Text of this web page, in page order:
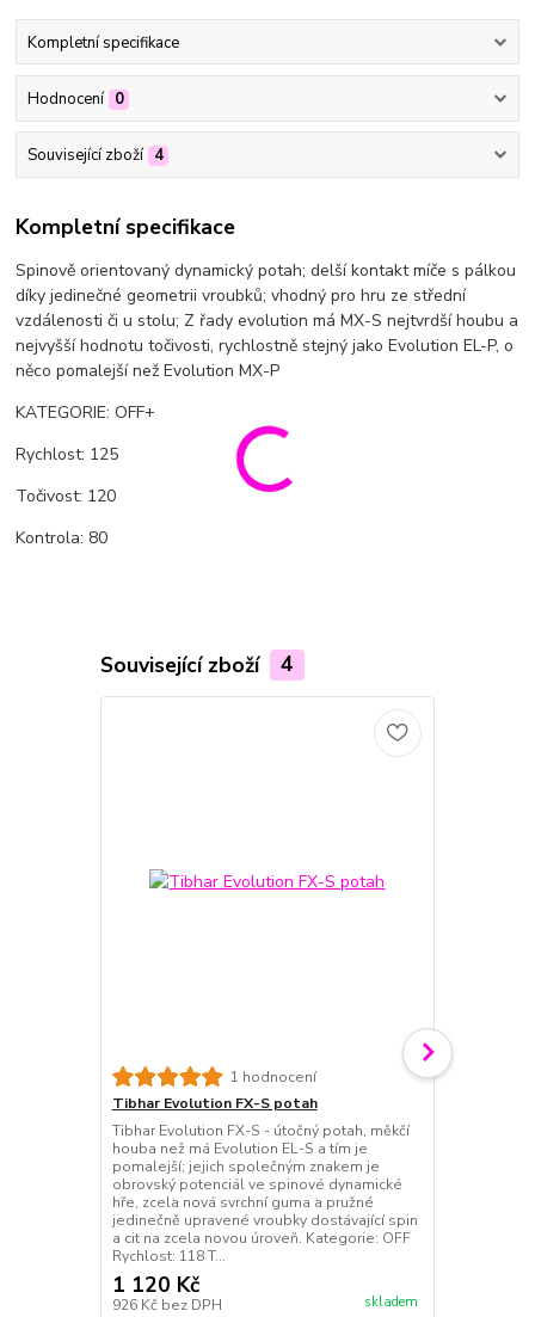
Kompletní specifikace
Hodnocení 0
Související zboží 4
Kompletní specifikace
Spinově orientovaný dynamický potah; delší kontakt míče s pálkou
díky jedinečné geometrii vroubků; vhodný pro hru ze střední
vzdálenosti či u stolu; Z řady evolution má MX-S nejtvrdší houbu a
nejvyšší hodnotu točivosti, rychlostně stejný jako Evolution EL-P, o
něco pomalejší než Evolution MX-P
KATEGORIE: OFF+
Rychlost: 125
Točivost: 120
Kontrola: 80
Související zboží 4
1 hodnocení
Tibhar Evolution FX-S potah
Tibhar Evolution FX-S - útočný potah, měkčí
houba než má Evolution EL-S a tím je
pomalejší; jejich společným znakem je
obrovský potenciál ve spinové dynamické
hře, zcela nová svrchní guma a pružné
jedinečně upravené vroubky dostávající spin
a cit na zcela novou úroveň. Kategorie: OFF
Rychlost: 118 T...
1 120 Kč
926 Kč bez DPH skladem
Tibhar